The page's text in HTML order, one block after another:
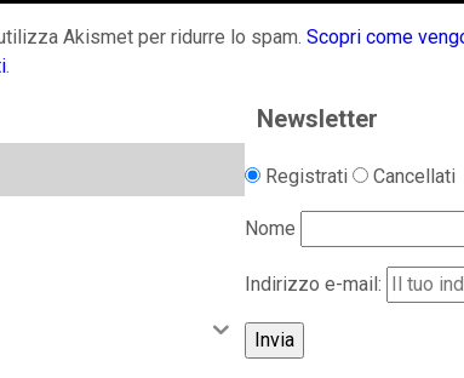
Akismet per ridurre lo spam. Scopri come
.
Newsletter
Registrati Cancellati
Nome
Indirizzo e-mail: